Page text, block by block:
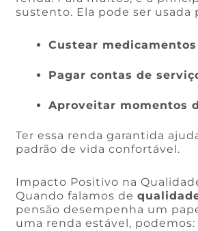
sustento. Ela pode ser usada
Custear medicamentos
Pagar contas de
Aproveitar momentos
Ter essa renda garantida
padrão de vida confortável.
Impacto Positivo na
Quando falamos de
pensão desempenha um
uma renda estável, podemos: